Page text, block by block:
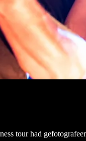
tour had